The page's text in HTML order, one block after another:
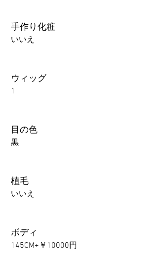
手作り化粧
いいえ
ウィッグ
1
目の色
黒
植毛
いいえ
ボディ
145CM+￥10000円